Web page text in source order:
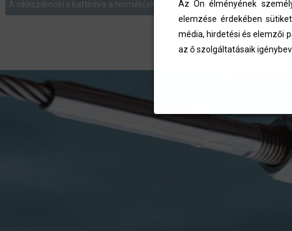
A cikkszámokra kattintva a termék(ek) az ajánlatkérés menüben
Az Ön élményének
elemzése érdekében
média, hirdetési és elemzői
az ő szolgáltatásaik